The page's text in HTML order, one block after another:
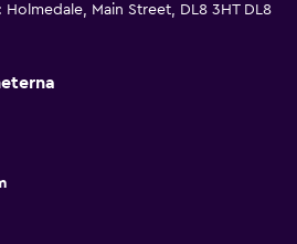
Main Street, DL8 3HT DL8